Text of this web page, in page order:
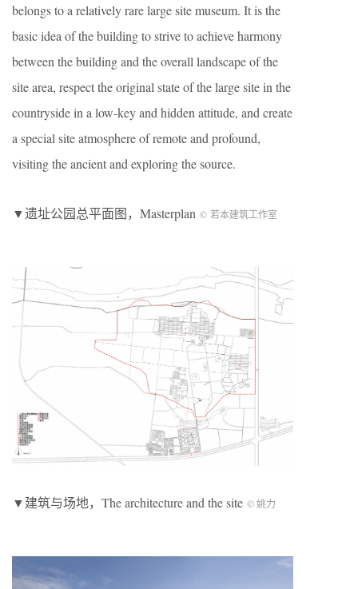
belongs to a relatively rare large site museum. It is the
basic idea of the building to strive to achieve harmony
between the building and the overall landscape of the
site area, respect the original state of the large site in the
countryside in a low-key and hidden attitude, and create
a special site atmosphere of remote and profound,
visiting the ancient and exploring the source.
▼遗址公园总平面图，Masterplan © 若本建筑工作室
▼建筑与场地，The architecture and the site © 姚力